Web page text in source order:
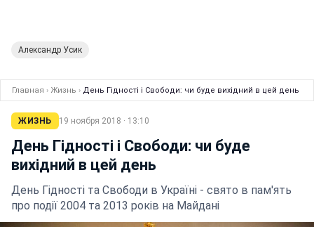
Александр Усик
Главная › Жизнь › День Гідності і Свободи: чи буде вихідний в цей день
ЖИЗНЬ 19 ноября 2018 · 13:10
День Гідності і Свободи: чи буде
вихідний в цей день
День Гідності та Свободи в Україні - свято в пам'ять
про події 2004 та 2013 років на Майдані